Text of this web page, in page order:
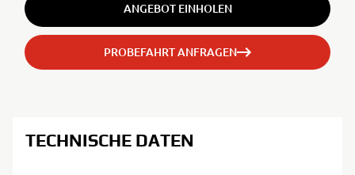
ANGEBOT EINHOLEN
PROBEFAHRT ANFRAGEN
TECHNISCHE DATEN